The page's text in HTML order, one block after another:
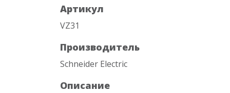
Артикул
VZ31
Производитель
Schneider Electric
Описание